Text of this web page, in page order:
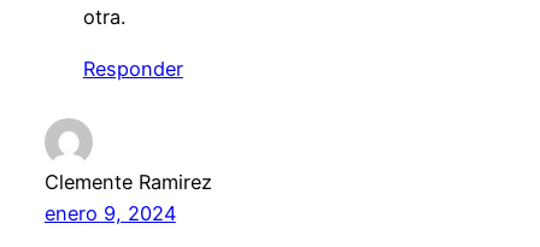
otra.
Responder
Clemente Ramirez
enero 9, 2024